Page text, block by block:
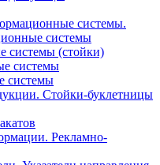
системы.
системы
системы (стойки)
системы
системы
Стойки-буклетницы
Рекламно-